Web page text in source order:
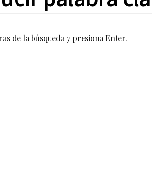
de la búsqueda y presiona Enter.